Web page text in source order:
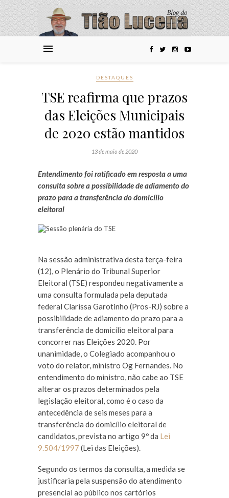
DESTAQUES
TSE reafirma que prazos
das Eleições Municipais
de 2020 estão mantidos
13 de maio de 2020
Entendimento foi ratificado em resposta a uma
consulta sobre a possibilidade de adiamento do
prazo para a transferência do domicílio
eleitoral
Na sessão administrativa desta terça-feira
(12), o Plenário do Tribunal Superior
Eleitoral (TSE) respondeu negativamente a
uma consulta formulada pela deputada
federal Clarissa Garotinho (Pros-RJ) sobre a
possibilidade de adiamento do prazo para a
transferência de domicílio eleitoral para
concorrer nas Eleições 2020. Por
unanimidade, o Colegiado acompanhou o
voto do relator, ministro Og Fernandes. No
entendimento do ministro, não cabe ao TSE
alterar os prazos determinados pela
legislação eleitoral, como é o caso da
antecedência de seis meses para a
transferência do domicílio eleitoral de
candidatos, prevista no artigo 9º da Lei
9.504/1997 (Lei das Eleições).
Segundo os termos da consulta, a medida se
justificaria pela suspensão do atendimento
presencial ao público nos cartórios